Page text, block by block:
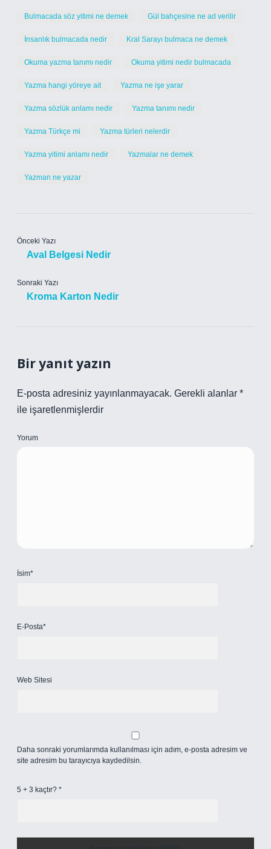
Bulmacada söz yitimi ne demek Gül bahçesine ne ad verilir
İnsanlık bulmacada nedir Kral Sarayı bulmaca ne demek
Okuma yazma tanımı nedir Okuma yitimi nedir bulmacada
Yazma hangi yöreye ait Yazma ne işe yarar
Yazma sözlük anlamı nedir Yazma tanımı nedir
Yazma Türkçe mi Yazma türleri nelerdir
Yazma yitimi anlamı nedir Yazmalar ne demek
Yazman ne yazar
Önceki Yazı
Aval Belgesi Nedir
Sonraki Yazı
Kroma Karton Nedir
Bir yanıt yazın
E-posta adresiniz yayınlanmayacak. Gerekli alanlar *
ile işaretlenmişlerdir
Yorum
İsim*
E-Posta*
Web Sitesi
Daha sonraki yorumlarımda kullanılması için adım, e-posta adresim ve
site adresim bu tarayıcıya kaydedilsin.
5 + 3 kaçtır? *